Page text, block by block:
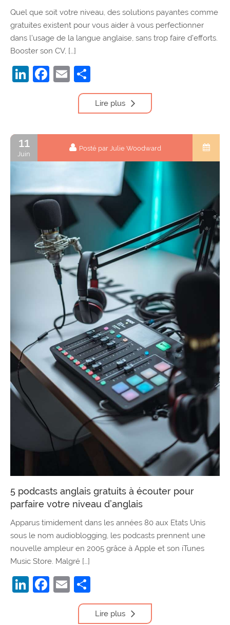
Quel que soit votre niveau, des solutions payantes comme
gratuites existent pour vous aider à vous perfectionner
dans l’usage de la langue anglaise, sans trop faire d’efforts.
Booster son CV, […]
LinkedIn
Facebook
Email
Lire plus
11
Juin
Posté par Julie Woodward
5 podcasts anglais gratuits à écouter pour
parfaire votre niveau d’anglais
Apparus timidement dans les années 80 aux Etats Unis
sous le nom audioblogging, les podcasts prennent une
nouvelle ampleur en 2005 grâce à Apple et son iTunes
Music Store. Malgré […]
LinkedIn
Facebook
Email
Lire plus